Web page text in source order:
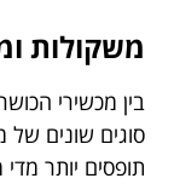
משקולות
בין מכשירי
סוגים שונים
תופסים יותר